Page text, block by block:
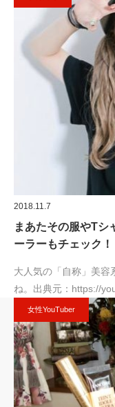
2018.11.7
まあたその服やTシ
ーラーもチェック！
大人気の「自称」美容
ね。出典元：https://
女性YouTuber